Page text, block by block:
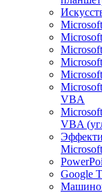
VBA
VBA
Google